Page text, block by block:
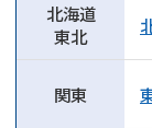
北海道
東北
関東